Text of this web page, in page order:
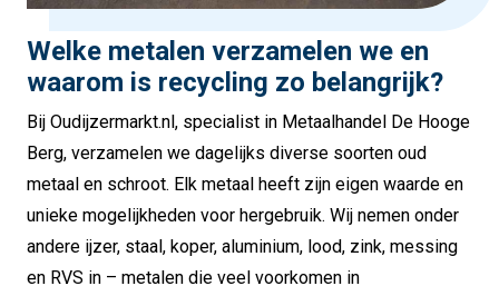
Welke metalen verzamelen we en
waarom is recycling zo belangrijk?
Bij Oudijzermarkt.nl, specialist in Metaalhandel De Hooge
Berg, verzamelen we dagelijks diverse soorten oud
metaal en schroot. Elk metaal heeft zijn eigen waarde en
unieke mogelijkheden voor hergebruik. Wij nemen onder
andere ijzer, staal, koper, aluminium, lood, zink, messing
en RVS in – metalen die veel voorkomen in